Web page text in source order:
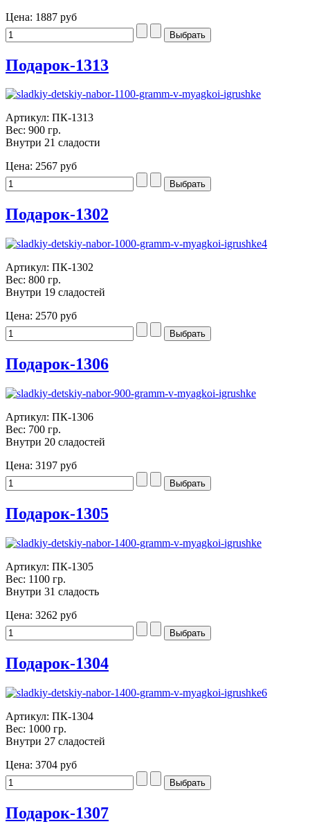
Цена: 1887 руб
Подарок-1313
Артикул: ПК-1313
Вес: 900 гр.
Внутри 21 сладости
Цена: 2567 руб
Подарок-1302
Артикул: ПК-1302
Вес: 800 гр.
Внутри 19 сладостей
Цена: 2570 руб
Подарок-1306
Артикул: ПК-1306
Вес: 700 гр.
Внутри 20 сладостей
Цена: 3197 руб
Подарок-1305
Артикул: ПК-1305
Вес: 1100 гр.
Внутри 31 сладость
Цена: 3262 руб
Подарок-1304
Артикул: ПК-1304
Вес: 1000 гр.
Внутри 27 сладостей
Цена: 3704 руб
Подарок-1307